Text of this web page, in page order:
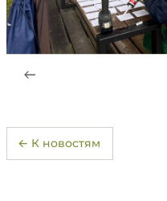
← К новостям